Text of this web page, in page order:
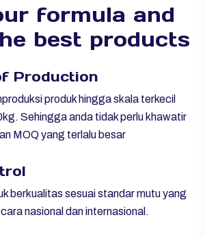
formula and
best products
Production
produk hingga skala terkecil
Sehingga anda tidak perlu khawatir
MOQ yang terlalu besar
berkualitas sesuai standar mutu yang
nasional dan internasional.